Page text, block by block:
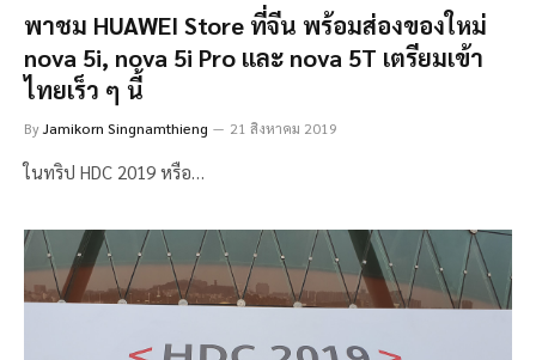
พาชม HUAWEI Store ที่จีน พร้อมส่องของใหม่
nova 5i, nova 5i Pro และ nova 5T เตรียมเข้า
ไทยเร็ว ๆ นี้
ByJamikorn Singnamthieng 21 สิงหาคม 2019
ในทริป HDC 2019 หรือ…